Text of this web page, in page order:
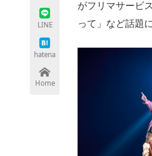
LINE
hatena
Home
がフリマサービ
って」など話題